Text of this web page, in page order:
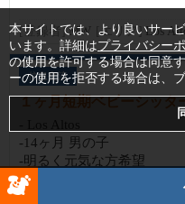
[登録者] MW [エリア] Los
信息交流
１ヶ月短期ベビーシッタ
-14ヶ月 男の子
-明るく元気な方希望
7/9以降から8/13あたりま
本サイトでは、より良いサー
います。詳細はプライバシー
の使用を許可する場合は同意
ーの使用を拒否する場合は、